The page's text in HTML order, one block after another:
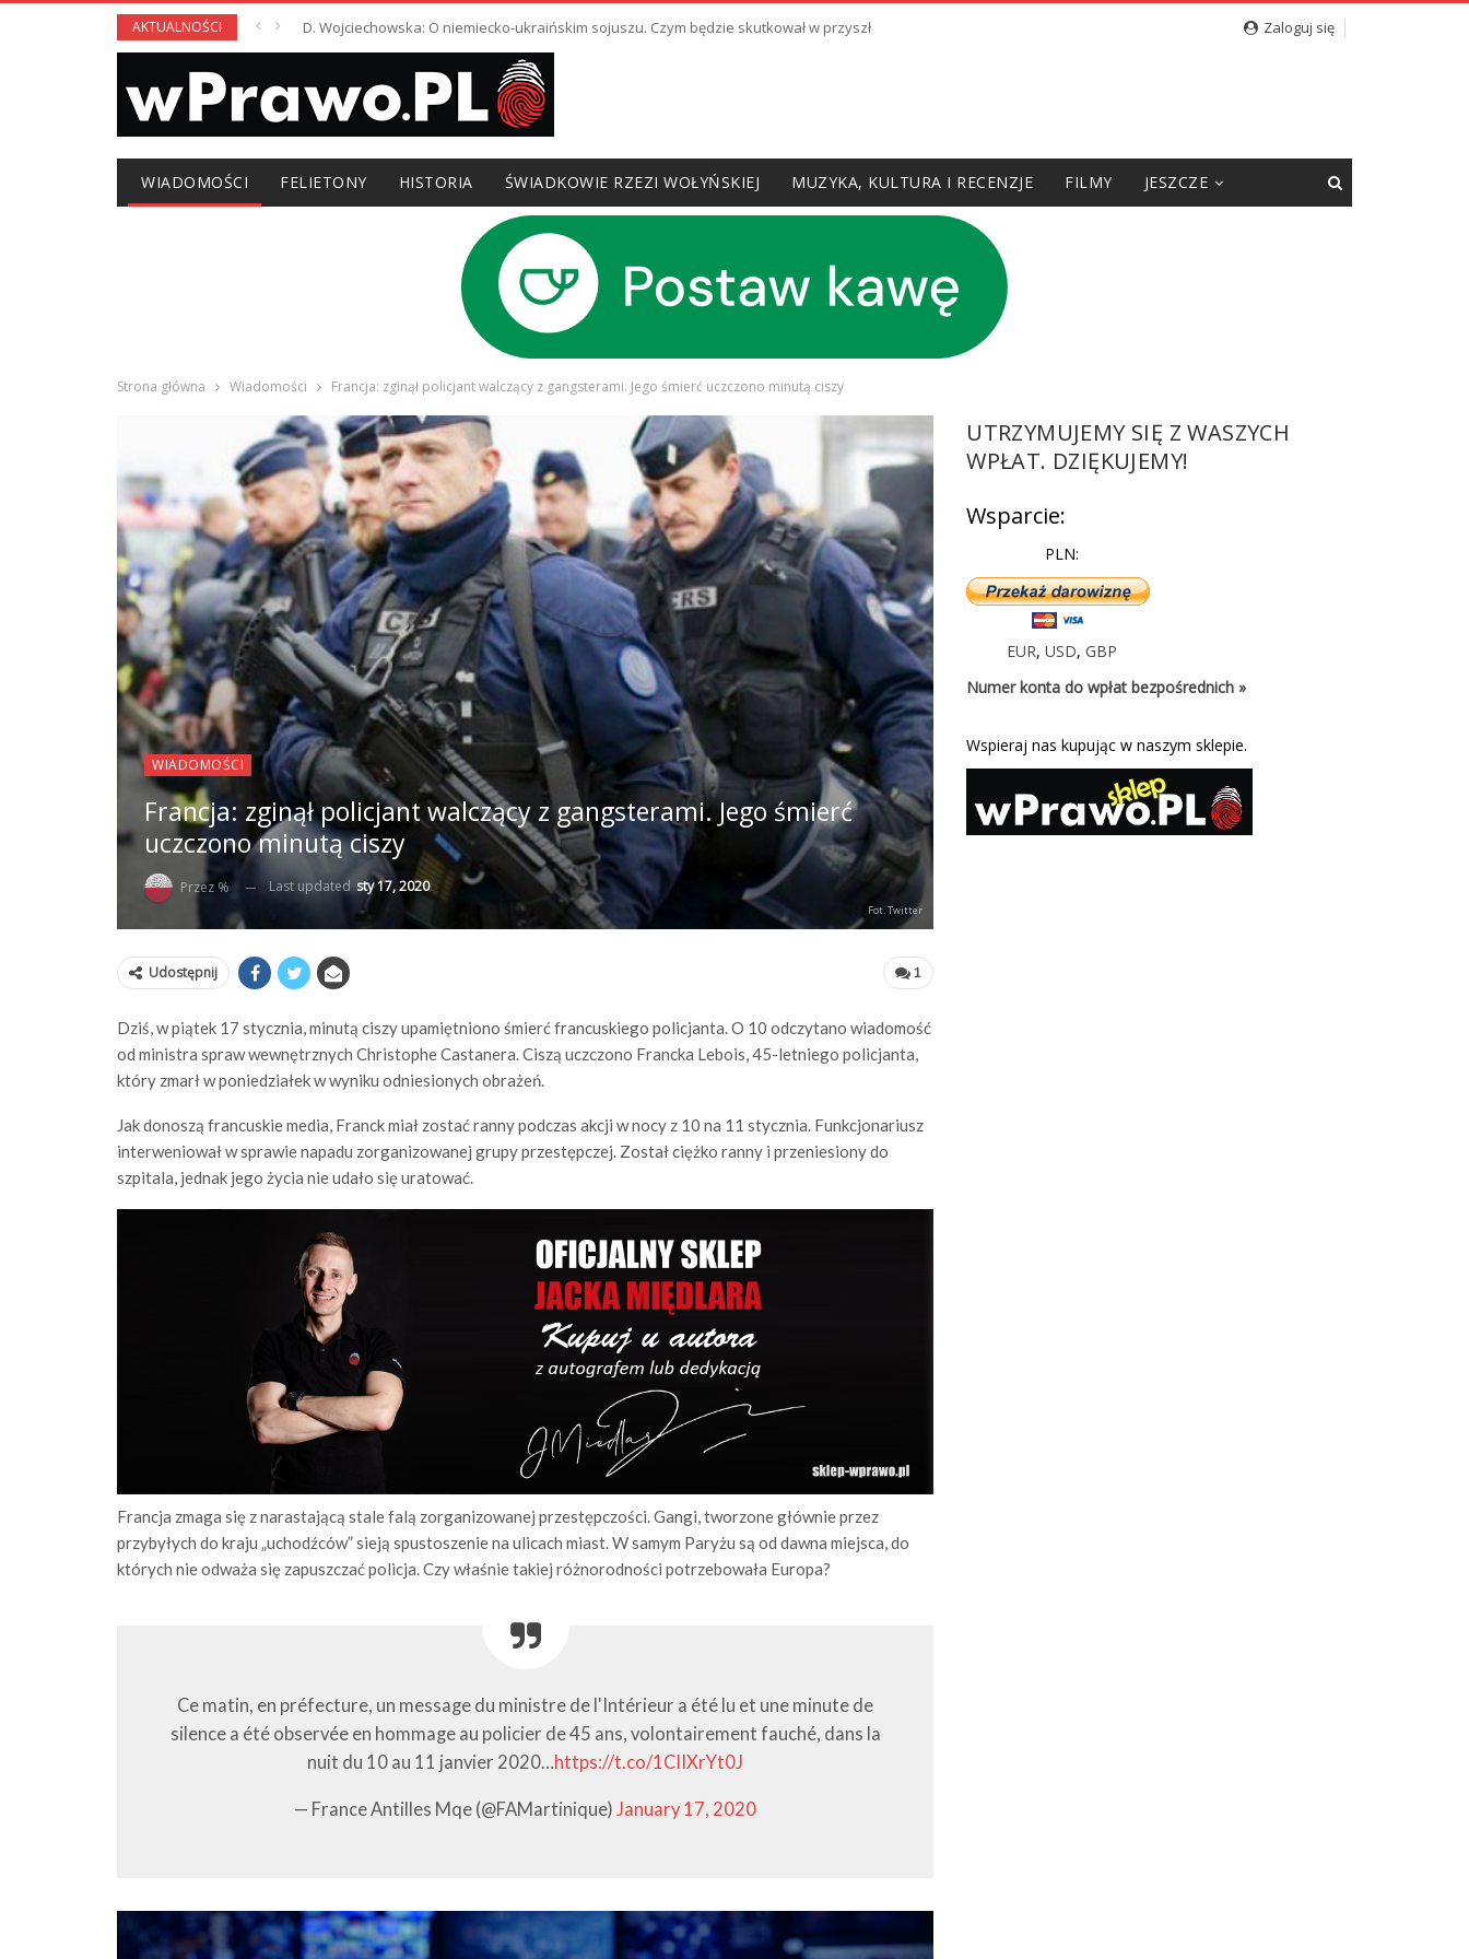
AKTUALNOŚCI D. Wojciechowska: O niemiecko-ukraińskim sojuszu. Czym będzie skutkował w przyszłości? Zaloguj się
WIADOMOŚCI FELIETONY HISTORIA ŚWIADKOWIE RZEZI WOŁYŃSKIEJ MUZYKA, KULTURA I RECENZJE FILMY JESZCZE
Strona główna Wiadomości Francja: zginął policjant walczący z gangsterami. Jego śmierć uczczono minutą ciszy
WIADOMOŚCI
Francja: zginął policjant walczący z gangsterami. Jego śmierć
uczczono minutą ciszy
Przez % Last updatedsty 17, 2020
Fot. Twitter
1
Udostępnij
Dziś, w piątek 17 stycznia, minutą ciszy upamiętniono śmierć francuskiego policjanta. O 10 odczytano wiadomość
od ministra spraw wewnętrznych Christophe Castanera. Ciszą uczczono Francka Lebois, 45-letniego policjanta,
który zmarł w poniedziałek w wyniku odniesionych obrażeń.
Jak donoszą francuskie media, Franck miał zostać ranny podczas akcji w nocy z 10 na 11 stycznia. Funkcjonariusz
interweniował w sprawie napadu zorganizowanej grupy przestępczej. Został ciężko ranny i przeniesiony do
szpitala, jednak jego życia nie udało się uratować.
Francja zmaga się z narastającą stale falą zorganizowanej przestępczości. Gangi, tworzone głównie przez
przybyłych do kraju „uchodźców” sieją spustoszenie na ulicach miast. W samym Paryżu są od dawna miejsca, do
których nie odważa się zapuszczać policja. Czy właśnie takiej różnorodności potrzebowała Europa?
Ce matin, en préfecture, un message du ministre de l'Intérieur a été lu et une minute de
silence a été observée en hommage au policier de 45 ans, volontairement fauché, dans la
nuit du 10 au 11 janvier 2020…https://t.co/1CIIXrYt0J
— France Antilles Mqe (@FAMartinique)January 17, 2020
UTRZYMUJEMY SIĘ Z WASZYCH
WPŁAT. DZIĘKUJEMY!
Wsparcie:
PLN:
EUR,USD,GBP
Numer konta do wpłat bezpośrednich »
Wspieraj nas kupując w naszym sklepie.